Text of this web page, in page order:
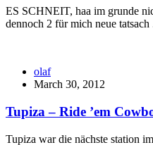
ES SCHNEIT, haa im grunde
dennoch 2 für mich neue tatsach
olaf
March 30, 2012
Tupiza – Ride ’em
Tupiza war die nächste station